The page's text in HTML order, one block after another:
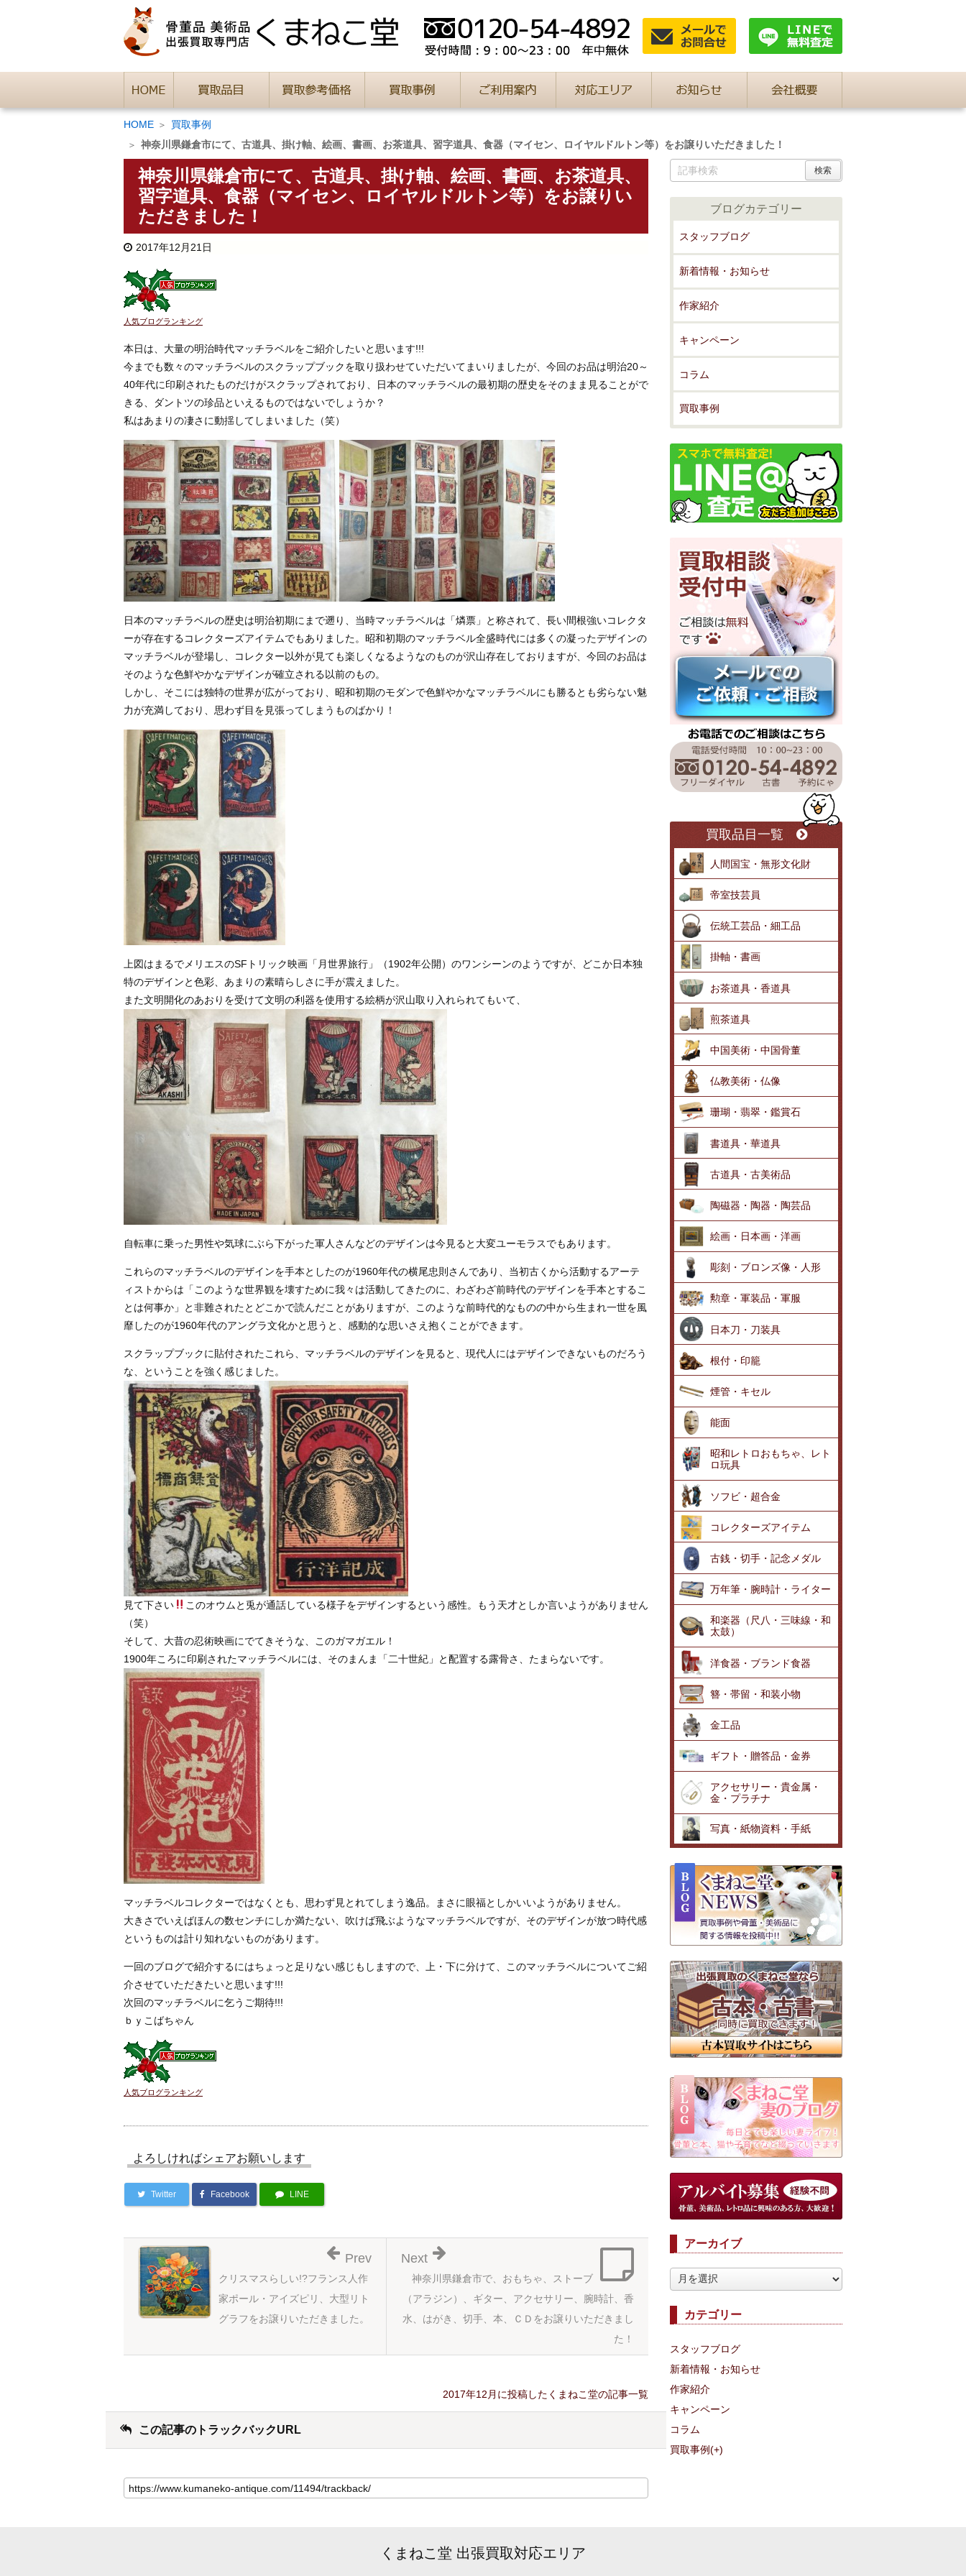
HOME
買取事例
神奈川県鎌倉市にて、古道具、掛け軸、絵画、書画、お茶道具、習字道具、食器（マイセン、ロイヤルドルトン等）をお譲りいただきました！
神奈川県鎌倉市にて、古道具、掛け軸、絵画、書画、お茶道具、
習字道具、食器（マイセン、ロイヤルドルトン等）をお譲りい
ただきました！
2017年12月21日
人気ブログランキング
本日は、大量の明治時代マッチラベルをご紹介したいと思います!!!
今までも数々のマッチラベルのスクラップブックを取り扱わせていただいてまいりましたが、今回のお品は明治20～
40年代に印刷されたものだけがスクラップされており、日本のマッチラベルの最初期の歴史をそのまま見ることがで
きる、ダントツの珍品といえるものではないでしょうか？
私はあまりの凄さに動揺してしまいました（笑）
日本のマッチラベルの歴史は明治初期にまで遡り、当時マッチラベルは「燐票」と称されて、長い間根強いコレクタ
ーが存在するコレクターズアイテムでもありました。昭和初期のマッチラベル全盛時代には多くの凝ったデザインの
マッチラベルが登場し、コレクター以外が見ても楽しくなるようなのものが沢山存在しておりますが、今回のお品は
そのような色鮮やかなデザインが確立される以前のもの。
しかし、そこには独特の世界が広がっており、昭和初期のモダンで色鮮やかなマッチラベルにも勝るとも劣らない魅
力が充満しており、思わず目を見張ってしまうものばかり！
上図はまるでメリエスのSFトリック映画「月世界旅行」（1902年公開）のワンシーンのようですが、どこか日本独
特のデザインと色彩、あまりの素晴らしさに手が震えました。
また文明開化のあおりを受けて文明の利器を使用する絵柄が沢山取り入れられてもいて、
自転車に乗った男性や気球にぶら下がった軍人さんなどのデザインは今見ると大変ユーモラスでもあります。
これらのマッチラベルのデザインを手本としたのが1960年代の横尾忠則さんであり、当初古くから活動するアーテ
ィストからは「このような世界観を壊すために我々は活動してきたのに、わざわざ前時代のデザインを手本とするこ
とは何事か」と非難されたとどこかで読んだことがありますが、このような前時代的なものの中から生まれ一世を風
靡したのが1960年代のアングラ文化かと思うと、感動的な思いさえ抱くことができます。
スクラップブックに貼付されたこれら、マッチラベルのデザインを見ると、現代人にはデザインできないものだろう
な、ということを強く感じました。
見て下さい
このオウムと兎が通話している様子をデザインするという感性。もう天才としか言いようがありません
（笑）
そして、大昔の忍術映画にでてきそうな、このガマガエル！
1900年ころに印刷されたマッチラベルには、そのまんま「二十世紀」と配置する露骨さ、たまらないです。
マッチラベルコレクターではなくとも、思わず見とれてしまう逸品。まさに眼福としかいいようがありません。
大きさでいえばほんの数センチにしか満たない、吹けば飛ぶようなマッチラベルですが、そのデザインが放つ時代感
というものは計り知れないものがあります。
一回のブログで紹介するにはちょっと足りない感じもしますので、上・下に分けて、このマッチラベルについてご紹
介させていただきたいと思います!!!
次回のマッチラベルに乞うご期待!!!
ｂｙこばちゃん
人気ブログランキング
よろしければシェアお願いします
Twitter Facebook LINE
神奈川県鎌倉市で、おもちゃ、ストーブ
（アラジン）、ギター、アクセサリー、腕時計、香
水、はがき、切手、本、ＣＤをお譲りいただきまし
た！
Next
クリスマスらしい!?フランス人作
家ポール・アイズピリ、大型リト
グラフをお譲りいただきました。
Prev
2017年12月に投稿したくまねこ堂の記事一覧
この記事のトラックバックURL
ブログカテゴリー
スタッフブログ
新着情報・お知らせ
作家紹介
キャンペーン
コラム
買取事例
買取品目一覧
人間国宝・無形文化財
帝室技芸員
伝統工芸品・細工品
掛軸・書画
お茶道具・香道具
煎茶道具
中国美術・中国骨董
仏教美術・仏像
珊瑚・翡翠・鑑賞石
書道具・華道具
古道具・古美術品
陶磁器・陶器・陶芸品
絵画・日本画・洋画
彫刻・ブロンズ像・人形
勲章・軍装品・軍服
日本刀・刀装具
根付・印籠
煙管・キセル
能面
昭和レトロおもちゃ、レト
ロ玩具
ソフビ・超合金
コレクターズアイテム
古銭・切手・記念メダル
万年筆・腕時計・ライター
和楽器（尺八・三味線・和
太鼓）
洋食器・ブランド食器
簪・帯留・和装小物
金工品
ギフト・贈答品・金券
アクセサリー・貴金属・
金・プラチナ
写真・紙物資料・手紙
アーカイブ
カテゴリー
スタッフブログ
新着情報・お知らせ
作家紹介
キャンペーン
コラム
買取事例(+)
くまねこ堂 出張買取対応エリア